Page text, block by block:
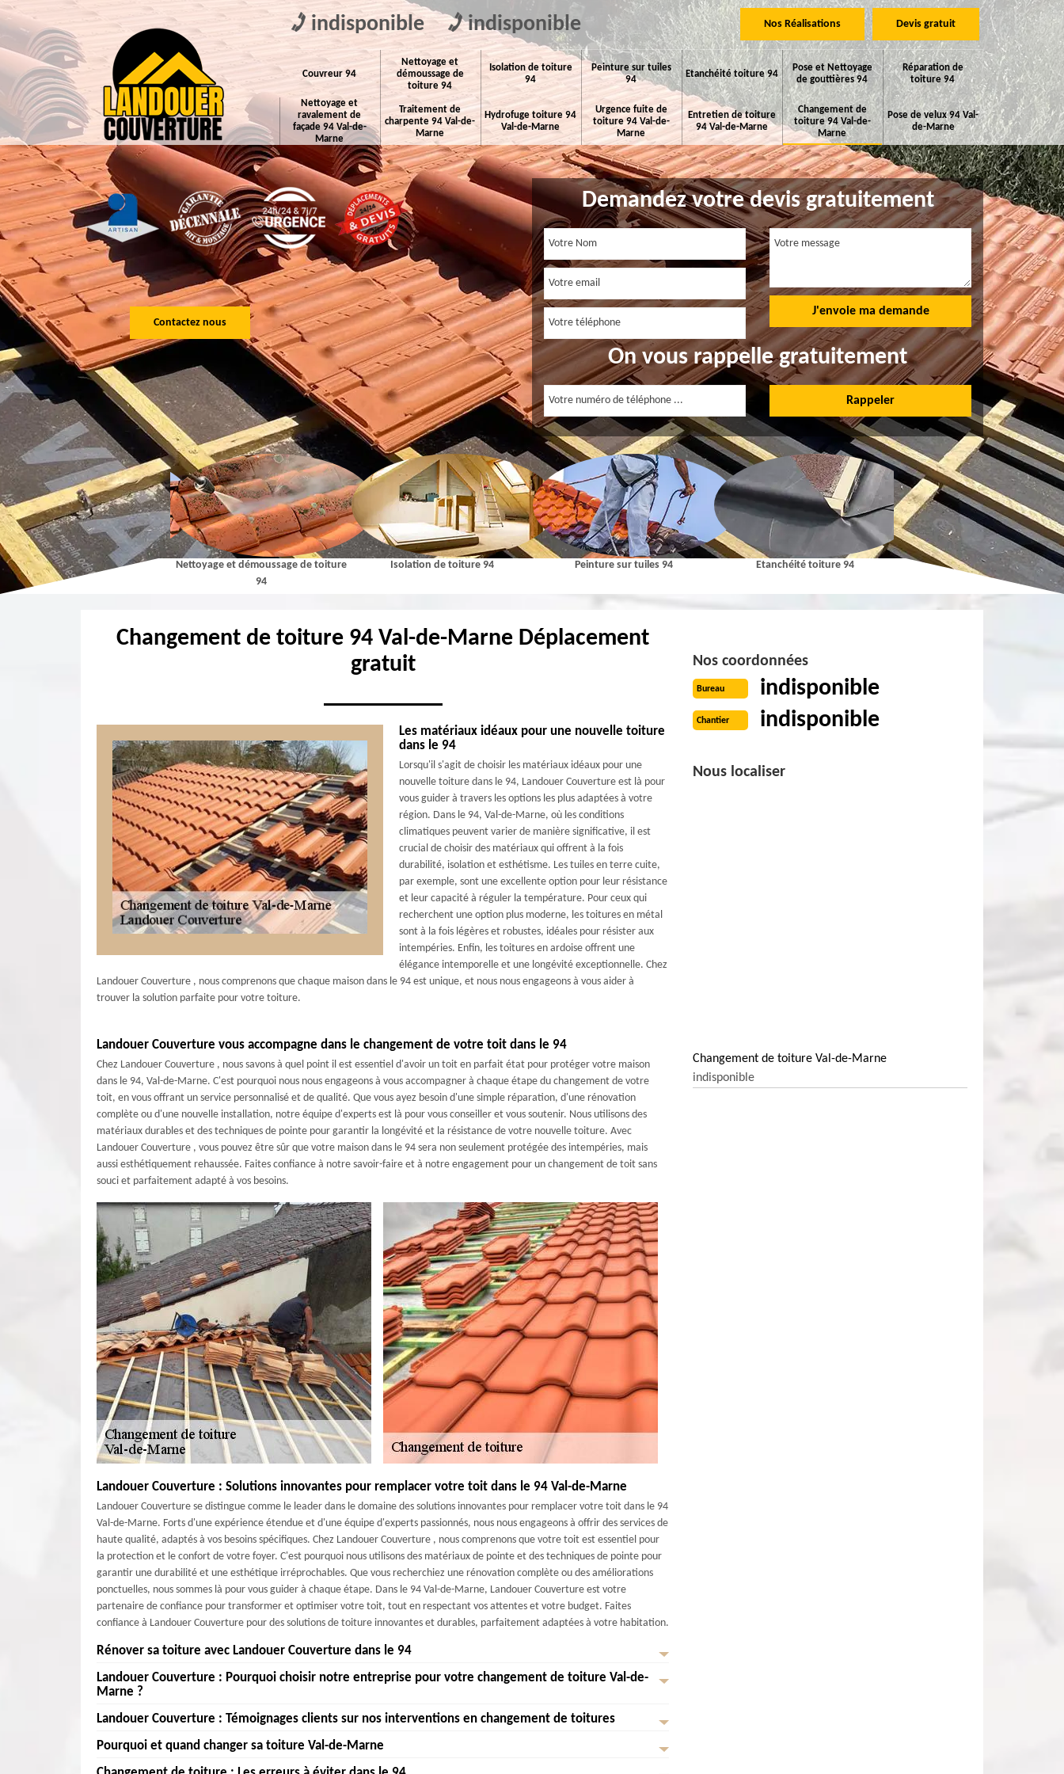
indisponible indisponible Nos Réalisations Devis gratuit
Couvreur 94
Nettoyage et
démoussage de
toiture 94
Isolation de toiture
94
Peinture sur tuiles
94
Etanchéité toiture 94
Pose et Nettoyage
de gouttières 94
Réparation de
toiture 94
Nettoyage et
ravalement de
façade 94 Val-de-
Marne
Traitement de
charpente 94 Val-de-
Marne
Hydrofuge toiture 94
Val-de-Marne
Urgence fuite de
toiture 94 Val-de-
Marne
Entretien de toiture
94 Val-de-Marne
Changement de
toiture 94 Val-de-
Marne
Pose de velux 94 Val-
de-Marne
Contactez nous
Demandez votre devis gratuitement
On vous rappelle gratuitement
Couvreur 94
Nettoyage et démoussage de toiture
94
Isolation de toiture 94 Peinture sur tuiles 94 Etanchéité toiture 94 Pose et Nettoyage de gouttières
Changement de toiture 94 Val-de-Marne Déplacement
gratuit
Les matériaux idéaux pour une nouvelle toiture
dans le 94
Lorsqu'il s'agit de choisir les matériaux idéaux pour une
nouvelle toiture dans le 94, Landouer Couverture est là pour
vous guider à travers les options les plus adaptées à votre
région. Dans le 94, Val-de-Marne, où les conditions
climatiques peuvent varier de manière significative, il est
crucial de choisir des matériaux qui offrent à la fois
durabilité, isolation et esthétisme. Les tuiles en terre cuite,
par exemple, sont une excellente option pour leur résistance
et leur capacité à réguler la température. Pour ceux qui
recherchent une option plus moderne, les toitures en métal
sont à la fois légères et robustes, idéales pour résister aux
intempéries. Enfin, les toitures en ardoise offrent une
élégance intemporelle et une longévité exceptionnelle. Chez
Landouer Couverture , nous comprenons que chaque maison dans le 94 est unique, et nous nous engageons à vous aider à
trouver la solution parfaite pour votre toiture.
Landouer Couverture vous accompagne dans le changement de votre toit dans le 94
Chez Landouer Couverture , nous savons à quel point il est essentiel d'avoir un toit en parfait état pour protéger votre maison
dans le 94, Val-de-Marne. C'est pourquoi nous nous engageons à vous accompagner à chaque étape du changement de votre
toit, en vous offrant un service personnalisé et de qualité. Que vous ayez besoin d'une simple réparation, d'une rénovation
complète ou d'une nouvelle installation, notre équipe d'experts est là pour vous conseiller et vous soutenir. Nous utilisons des
matériaux durables et des techniques de pointe pour garantir la longévité et la résistance de votre nouvelle toiture. Avec
Landouer Couverture , vous pouvez être sûr que votre maison dans le 94 sera non seulement protégée des intempéries, mais
aussi esthétiquement rehaussée. Faites confiance à notre savoir-faire et à notre engagement pour un changement de toit sans
souci et parfaitement adapté à vos besoins.
Landouer Couverture : Solutions innovantes pour remplacer votre toit dans le 94 Val-de-Marne
Landouer Couverture se distingue comme le leader dans le domaine des solutions innovantes pour remplacer votre toit dans le 94
Val-de-Marne. Forts d'une expérience étendue et d'une équipe d'experts passionnés, nous nous engageons à offrir des services de
haute qualité, adaptés à vos besoins spécifiques. Chez Landouer Couverture , nous comprenons que votre toit est essentiel pour
la protection et le confort de votre foyer. C'est pourquoi nous utilisons des matériaux de pointe et des techniques de pointe pour
garantir une durabilité et une esthétique irréprochables. Que vous recherchiez une rénovation complète ou des améliorations
ponctuelles, nous sommes là pour vous guider à chaque étape. Dans le 94 Val-de-Marne, Landouer Couverture est votre
partenaire de confiance pour transformer et optimiser votre toit, tout en respectant vos attentes et votre budget. Faites
confiance à Landouer Couverture pour des solutions de toiture innovantes et durables, parfaitement adaptées à votre habitation.
Rénover sa toiture avec Landouer Couverture dans le 94
Rénover sa toiture avec Landouer Couverture dans le 94 est une expérience à la fois enrichissante et rassurante. Que vous soyez
dans le 94 ou ailleurs dans la région avec le code postal Val-de-Marne, notre équipe d'experts est à votre disposition pour vous
offrir un service sur mesure. En choisissant Landouer Couverture , vous bénéficiez d'un savoir-faire inégalé et d'une attention
qualifiés utilisent des matériaux de haute qualité pour garantir la durabilité et l'esthétique de votre toiture. Dans le 94, nous
comprenons l'importance de votre maison et nous nous engageons à la protéger des intempéries et à améliorer sa valeur. Faites
Landouer Couverture : Pourquoi choisir notre entreprise pour votre changement de toiture Val-de-
Marne ?
Chez Landouer Couverture , nous comprenons l'importance d'une toiture solide et durable pour la protection de votre maison
Val-de-Marne. En choisissant Landouer Couverture pour votre changement de toiture, vous optez pour une entreprise de
Landouer Couverture : Témoignages clients sur nos interventions en changement de toitures
Landouer Couverture est fière des nombreux témoignages positifs que nous recevons des clients suite à nos interventions en
changement de toitures. Nos clients du 94 et Val-de-Marne nous félicitent pour notre professionnalisme, notre rigueur et notre
Pourquoi et quand changer sa toiture Val-de-Marne
Nos coordonnées
Bureau indisponible
Chantier indisponible
Nous localiser
Changement de toiture Val-de-Marne
indisponible